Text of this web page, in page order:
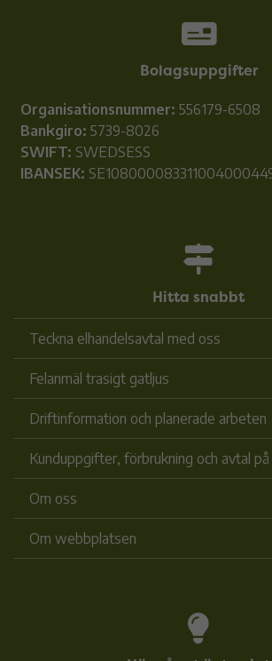
Bolagsuppgifter
Organisationsnummer: 556179-6508
Bankgiro: 5739-8026
SWIFT: SWEDSESS
IBANSEK:
Hitta snabbt
Teckna elhandelsavtal med oss
Felanmäl trasigt gatljus
Driftinformation och planerade arbeten
Kunduppgifter, förbrukning och avtal
Om oss
Om webbplatsen